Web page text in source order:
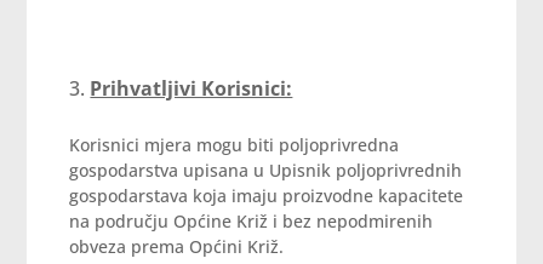
Prihvatljivi Korisnici:
Korisnici mjera mogu biti poljoprivredna
gospodarstva upisana u Upisnik poljoprivrednih
gospodarstava koja imaju proizvodne kapacitete
na području Općine Križ i bez nepodmirenih
obveza prema Općini Križ.